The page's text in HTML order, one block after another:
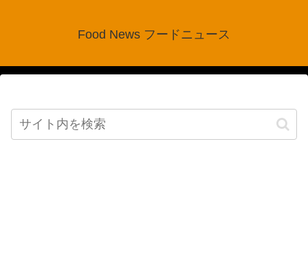
Food News フードニュース